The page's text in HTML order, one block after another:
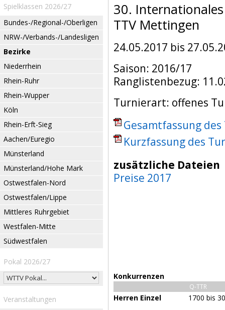
Spielklassen 2026/27
Bundes-/Regional-/Oberligen
NRW-/Verbands-/Landesligen
Bezirke
Niederrhein
Rhein-Ruhr
Rhein-Wupper
Köln
Rhein-Erft-Sieg
Aachen/Euregio
Münsterland
Münsterland/Hohe Mark
Ostwestfalen-Nord
Ostwestfalen/Lippe
Mittleres Ruhrgebiet
Westfalen-Mitte
Südwestfalen
Pokal 2026/27
Veranstaltungen
30.
TTV Mettingen
24.05.2017 bis
Saison: 2016/17
Ranglistenbezug:
Turnierart: offenes
Gesamtfassung
Kurzfassung des
zusätzliche Dateien
Preise 2017
Konkurrenzen
Q-TTR
Herren Einzel 1700 bis